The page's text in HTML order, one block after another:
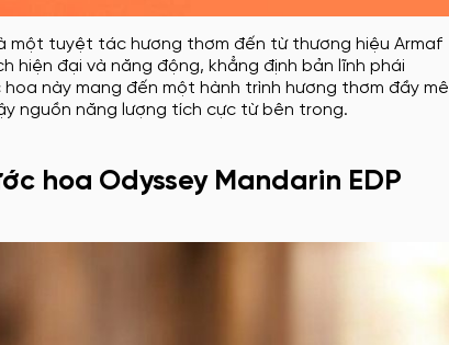
một tuyệt tác hương thơm đến từ thương hiệu Armaf
hiện đại và năng động, khẳng định bản lĩnh phái
này mang đến một hành trình hương thơm đầy mê
nguồn năng lượng tích cực từ bên trong.
hoa Odyssey Mandarin EDP